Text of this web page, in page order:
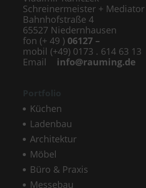
Schreinermeister + Mediator
Bahnhofstraße 4
65527 Niedernhausen
fon (+ 49 ) 06127 –
mobil (+49) 0173 . 614 63 13
Email info@rauming.de
Küchen
Ladenbau
Architektur
Möbel
Büro & Praxis
Messebau